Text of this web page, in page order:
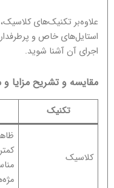
علاوه‌بر تکنیک‌های
استایل‌های خاص و
اجرای آن آشنا شوید.
مقایسه و تشریح مزایا
تکنیک
کلاسیک